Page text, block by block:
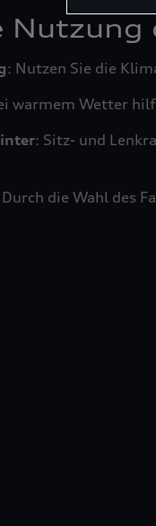
Nutzung
: Nutzen Sie die
warmem Wetter
: Sitz- und
Durch die Wahl des
sofern Sie
Nähere